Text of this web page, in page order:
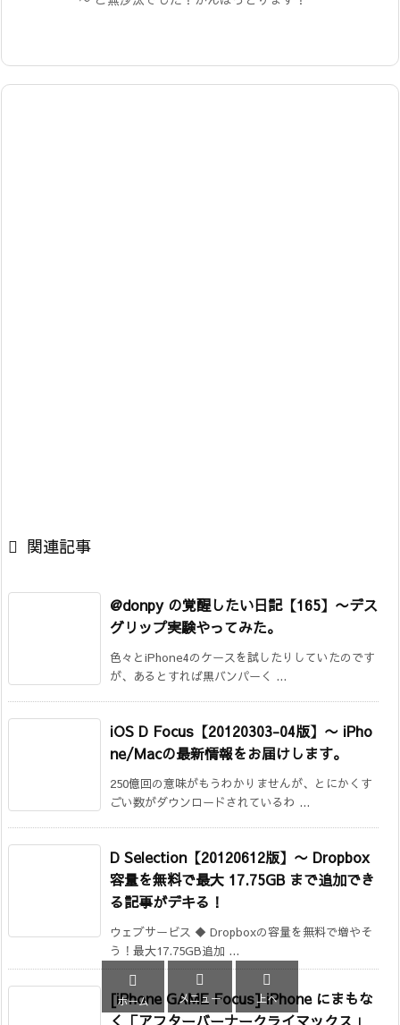
 関連記事
@donpy の覚醒したい日記【165】 〜デス
グリップ実験やってみた。
色々とiPhone4のケースを試したりしていたのです
が、あるとすれば黒バンパーく ...
iOS D Focus【20120303-04版】 〜 iPho
ne/Macの最新情報をお届けします。
250億回の意味がもうわかりませんが、とにかくす
ごい数がダウンロードされているわ ...
D Selection【20120612版】 〜 Dropbox
容量を無料で最大 17.75GB まで追加でき
る記事がデキる！
ウェブサービス ◆ Dropboxの容量を無料で増やそ
う！最大17.75GB追加 ...
[iPhone GAME Focus] iPhone にまもな
く「アフターバーナークライマックス」

ホーム

メニュー

上へ